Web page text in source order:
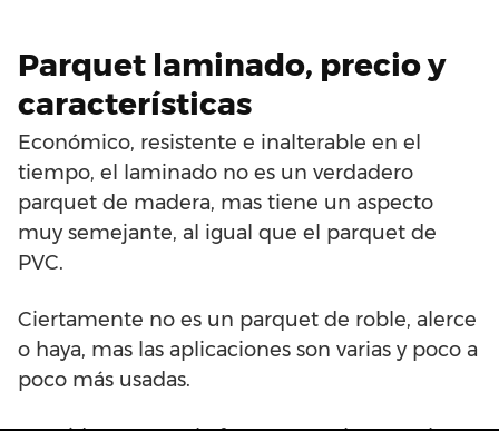
Parquet laminado, precio y
características
Económico, resistente e inalterable en el
tiempo, el laminado no es un verdadero
parquet de madera, mas tiene un aspecto
muy semejante, al igual que el parquet de
PVC.
Ciertamente no es un parquet de roble, alerce
o haya, mas las aplicaciones son varias y poco a
poco más usadas.